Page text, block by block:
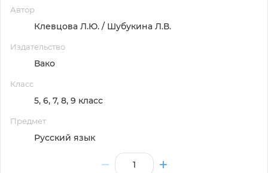
Автор
Клевцова Л.Ю. / Шубукина Л.В.
Издательство
Вако
Класс
5, 6, 7, 8, 9 класс
Предмет
Русский язык